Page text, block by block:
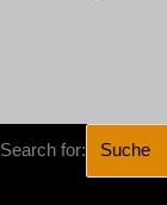
Search for: